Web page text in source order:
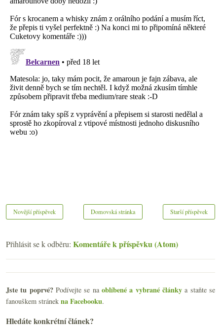
Novější příspěvek Starší příspěvek
Domovská stránka
Přihlásit se k odběru: Komentáře k příspěvku (Atom)
Jste tu poprvé?Podívejte se naoblíbené a vybrané články a staňte se
fanouškem stránek na Facebooku.
Hledáte konkrétní článek?